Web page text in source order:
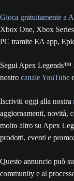
Gioca gratuitamente a
Xbox One, Xbox
PC tramite EA app,
Segui Apex Legends™
nostro canale YouTube
Iscriviti oggi alla nostra
aggiornamenti, novità,
molto altro su Apex
prodotti, eventi e
Questo annuncio può
community e al